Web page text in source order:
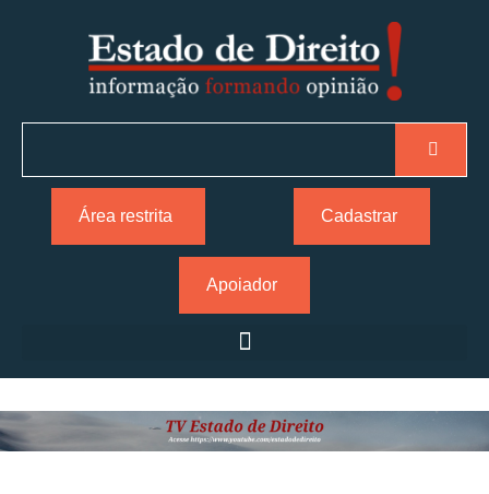
Área restrita Cadastrar
Apoiador